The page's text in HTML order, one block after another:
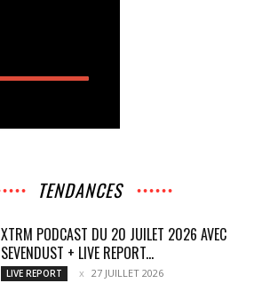
TENDANCES
XTRM PODCAST DU 20 JUILET 2026 AVEC
SEVENDUST + LIVE REPORT...
LIVE REPORT 27 JUILLET 2026